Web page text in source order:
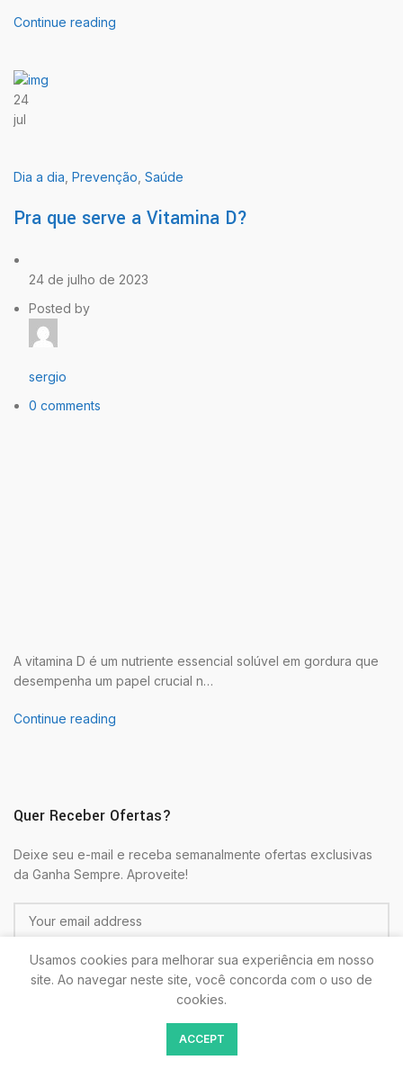
Continue reading
24
jul
Dia a dia Prevenção Saúde
Pra que serve a Vitamina D?
24 de julho de 2023
Posted by
sergio
0 comments
A vitamina D é um nutriente essencial solúvel em gordura que
desempenha um papel crucial n…
Continue reading
Quer Receber Ofertas?
Deixe seu e-mail e receba semanalmente ofertas exclusivas
da Ganha Sempre. Aproveite!
Colocando seu E-mail estará de acordo com as
Usamos cookies para melhorar sua experiência em nosso
site. Ao navegar neste site, você concorda com o uso de
cookies.
ACCEPT